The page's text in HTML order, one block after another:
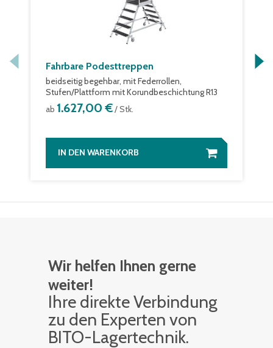
Fahrbare Podesttreppen
beidseitig begehbar, mit Federrollen,
Stufen/Plattform mit Korundbeschichtung R13
ab 1.627,00 €/ Stk.
IN DEN WARENKORB
Wir helfen Ihnen gerne
weiter!
Ihre di­rek­te Ver­bin­dung
zu den Ex­per­ten von
BITO-La­ger­tech­nik.